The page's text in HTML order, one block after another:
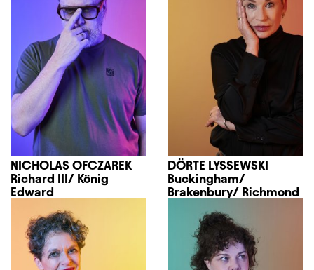
NICHOLAS OFCZAREK
Richard III/ König
Edward
DÖRTE LYSSEWSKI
Buckingham/
Brakenbury/ Richmond